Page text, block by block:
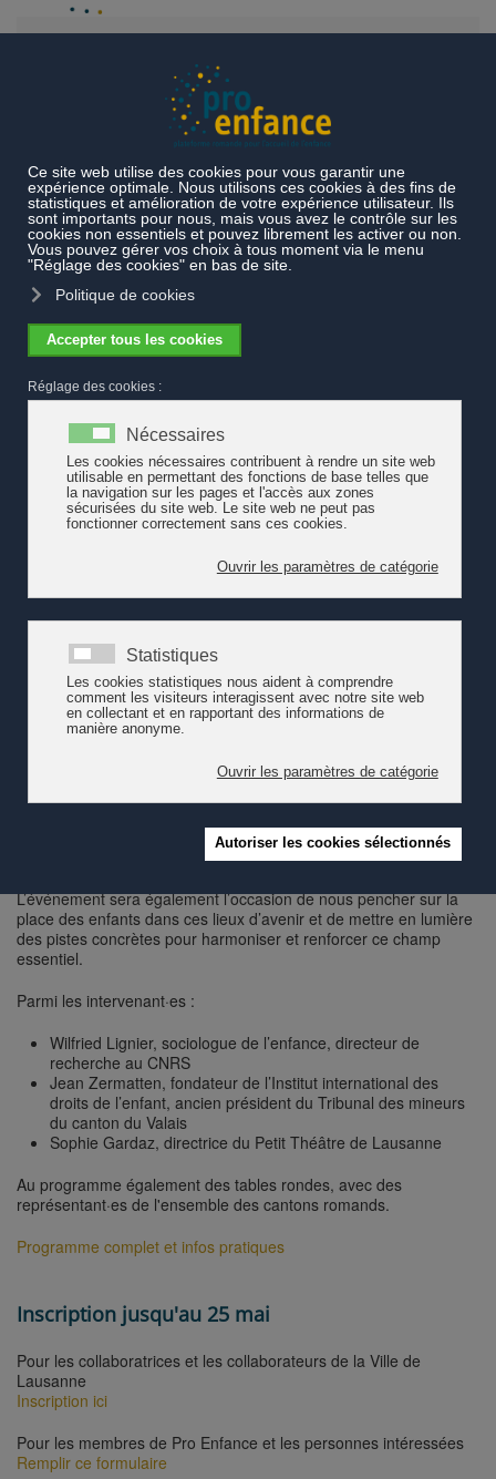
Projets en cours
de prestations locales
Etat des lieux de l'accueil parascolaire
Accueil parascolaire romand, de l'état des lieux à des lieux
d'avenir : programme et inscription
Accueil parascolaire romand, de l'état
des lieux à des lieux d'avenir :
programme et inscription
Coorganisé par Pro Enfance et la Ville de Lausanne, le colloque
"Accueil parascolaire romand, de l'état des lieux à des lieux
d'avenir" réunira des décideuses et décideurs, ainsi que des
professionnelles et professionels de l’enfance et les milieux de la
poursuivre les réflexions à l’échelle romande autour des
concept parascolaire lausannois. Le 6 juin 2025, au Musée
L’événement sera également l’occasion de nous pencher sur la
place des enfants dans ces lieux d’avenir et de mettre en lumière
des pistes concrètes pour harmoniser et renforcer ce champ
essentiel.
Parmi les intervenant·es :
Wilfried Lignier, sociologue de l’enfance, directeur de
recherche au CNRS
Jean Zermatten, fondateur de l’Institut international des
droits de l’enfant, ancien président du Tribunal des mineurs
du canton du Valais
Sophie Gardaz, directrice du Petit Théâtre de Lausanne
Au programme également des tables rondes, avec des
représentant·es de l'ensemble des cantons romands.
Programme complet et infos pratiques
Inscription jusqu'au 25 mai
Pour les collaboratrices et les collaborateurs de la Ville de
Lausanne
Inscription ici
Pour les membres de Pro Enfance et les personnes intéressées
Remplir ce formulaire